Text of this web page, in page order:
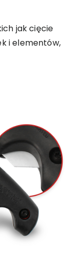
jak cięcie
i elementów,